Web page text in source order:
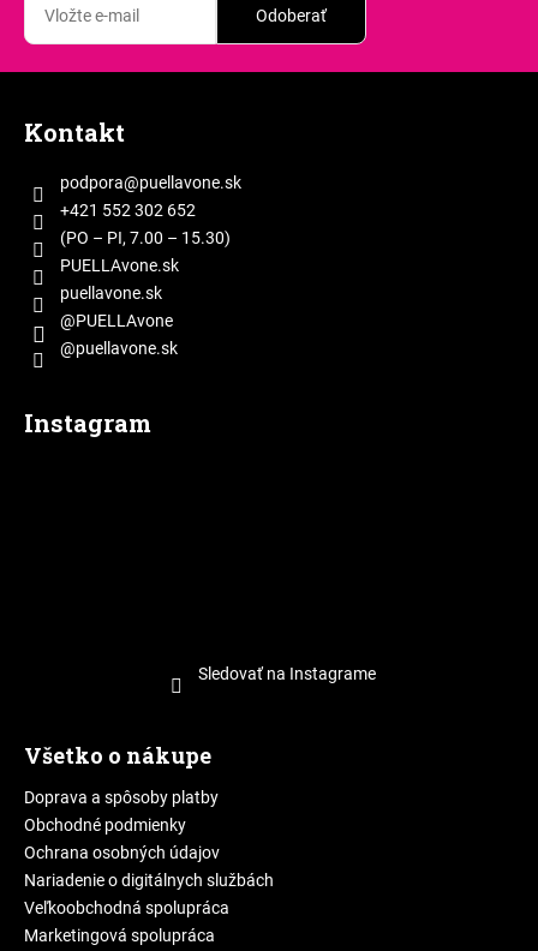
p
r
v
Odoberať
Kontakt
podpora@puellavone.sk
+421 552 302 652
(PO – PI, 7.00 – 15.30)
PUELLAvone.sk
puellavone.sk
@PUELLAvone
@puellavone.sk
Instagram
Sledovať na Instagrame
Všetko o nákupe
Doprava a spôsoby platby
Obchodné podmienky
Ochrana osobných údajov
Nariadenie o digitálnych službách
Veľkoobchodná spolupráca
Marketingová spolupráca